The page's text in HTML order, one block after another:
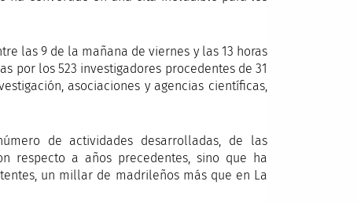
las 9 de la mañana de viernes y las 13 horas
por los 523 investigadores procedentes de 31
asociaciones y agencias científicas,
de actividades desarrolladas, de las
respecto a años precedentes, sino que ha
un millar de madrileños más que en La